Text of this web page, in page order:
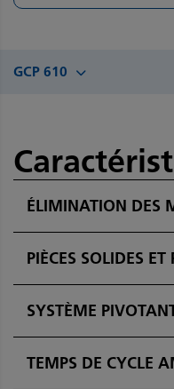
GCP 610
ÉLIMINATION DES
PIÈCES SOLIDES
SYSTÈME
TEMPS DE CYCLE